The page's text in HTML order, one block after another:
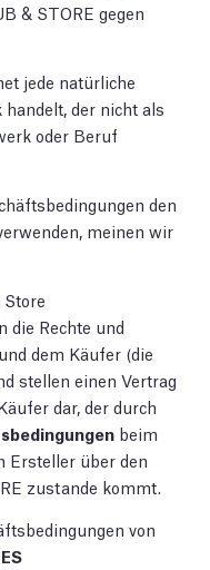
& STORE gegen
jede natürliche
der nicht als
oder Beruf
den
meinen wir
die Rechte und
dem Käufer (die
stellen einen Vertrag
dar, der durch
beim
Ersteller über den
zustande kommt.
von